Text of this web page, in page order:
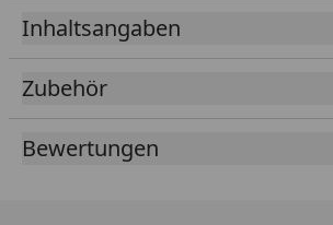
Getreide) und köstliche Stückchen in
Farbstoffe oder chemische
Glutenfrei
Sorte ohne Getreide
Ideal für diejenigen, die ein
Inhaltsangaben
Zubehör
Bewertungen